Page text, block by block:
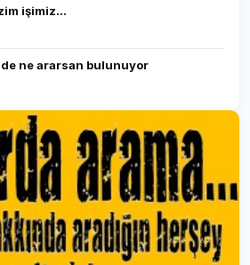
işimiz...
ne ararsan bulunuyor